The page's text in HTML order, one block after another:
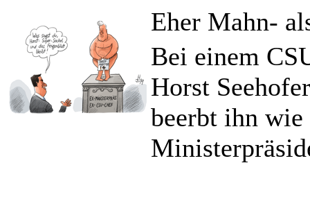
Eher Mahn-
Bei einem
Horst
beerbt ihn